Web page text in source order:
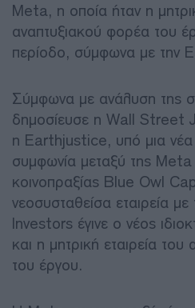
Meta, η οποία ήταν η
αναπτυξιακού φορέα του
περίοδο, σύμφωνα με την
Σύμφωνα με ανάλυση της
δημοσίευσε η Wall Street
η Earthjustice, υπό μια νέα
συμφωνία μεταξύ της Meta
κοινοπραξίας Blue Owl
νεοσυσταθείσα εταιρεία
Investors έγινε ο νέος
και η μητρική εταιρεία
του έργου.